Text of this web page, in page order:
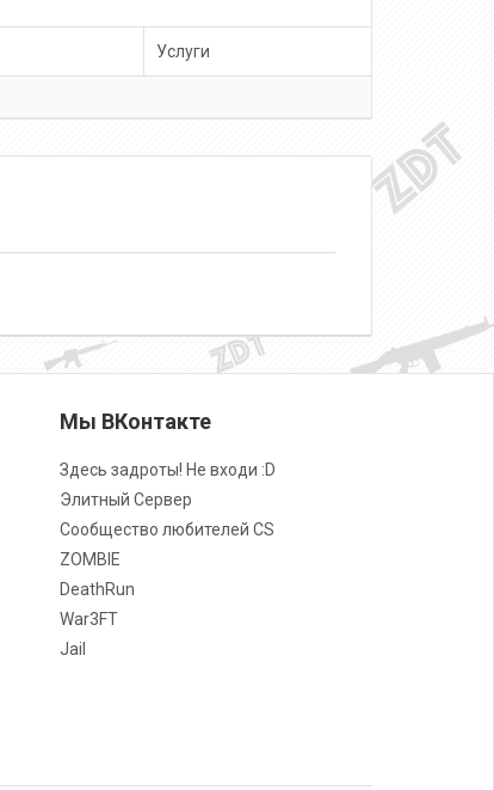
Услуги
Мы ВКонтакте
Здесь задроты! Не входи :D
Элитный Сервер
Сообщество любителей CS
ZOMBIE
DeathRun
War3FT
Jail